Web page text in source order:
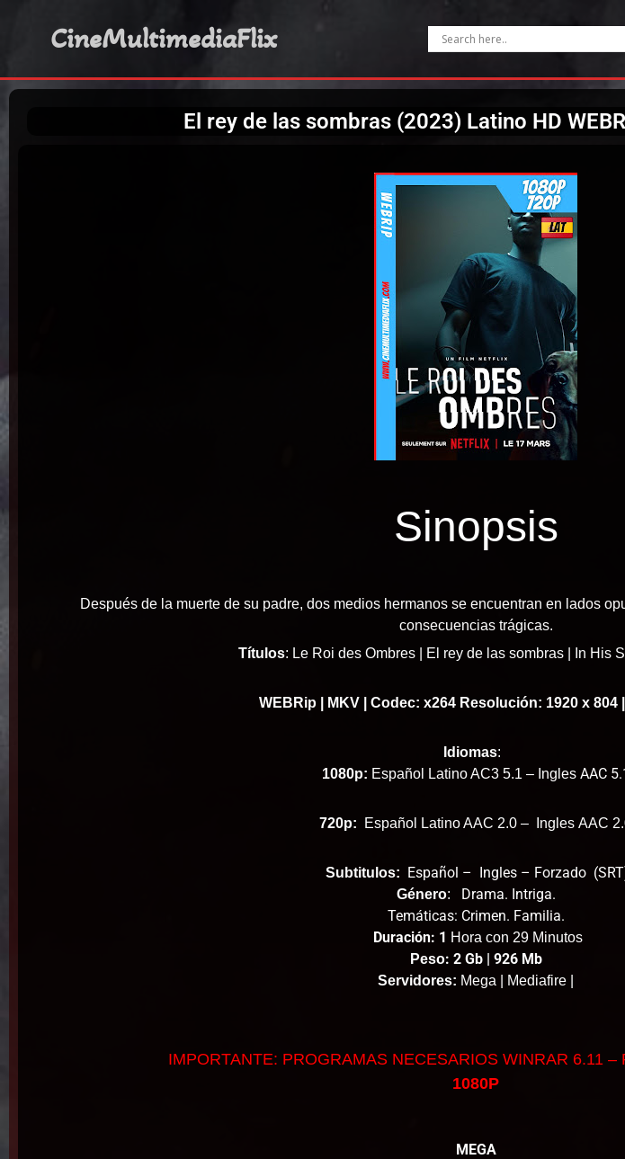
CineMultimediaFlix
El rey de las sombras (2023) Latino HD
Sinopsis
Después de la muerte de su padre, dos medios hermanos se encuentran en lados
consecuencias trágicas.
Títulos: Le Roi des Ombres | El rey de las sombras | In His
WEBRip | MKV | Codec: x264 Resolución: 1920 x 804 |
Idiomas:
1080p: Español Latino AC3 5.1 – Ingles AAC
720p: Español Latino AAC 2.0 – Ingles AAC
Subtitulos: Español – Ingles – Forzado
Género:
Drama. Intriga.
Temáticas: Crimen. Familia.
Duración: 1 Hora con 29 Minutos
Peso: 2 Gb | 926 Mb
Servidores: Mega | Mediafire |
IMPORTANTE: PROGRAMAS NECESARIOS WINRAR 6.11 –
1080P
MEGA